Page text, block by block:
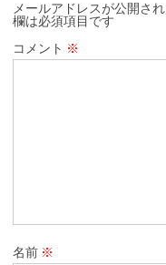
メールアドレスが公開さ
欄は必須項目です
コメント ※
名前 ※